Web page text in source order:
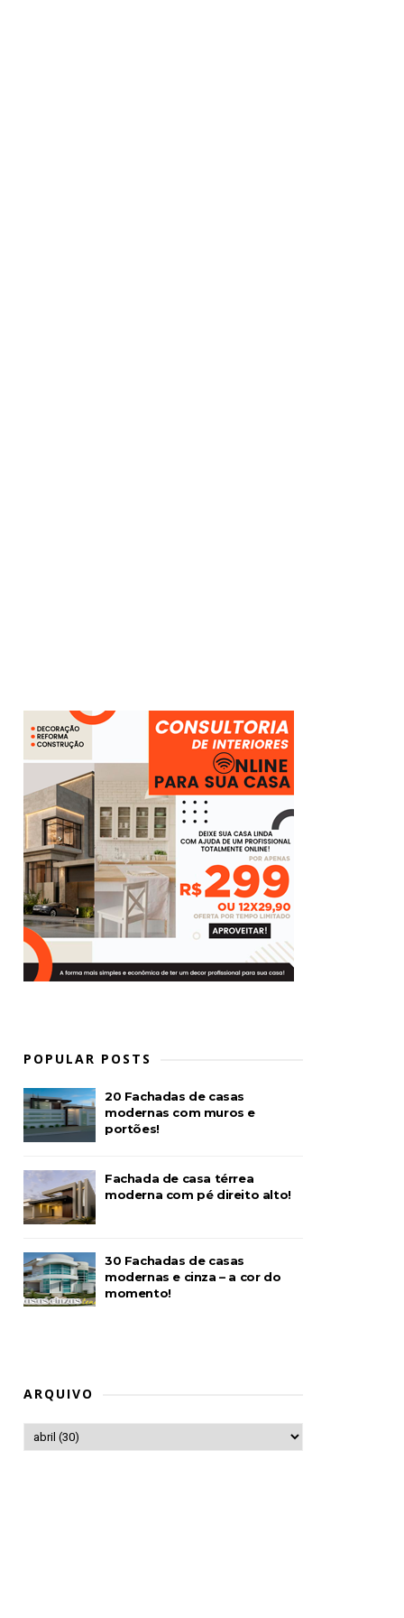
POPULAR POSTS
20 Fachadas de casas
modernas com muros e
portões!
Fachada de casa térrea
moderna com pé direito alto!
30 Fachadas de casas
modernas e cinza – a cor do
momento!
ARQUIVO